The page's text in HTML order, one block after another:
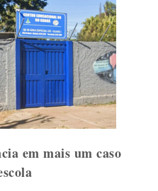
em mais um caso